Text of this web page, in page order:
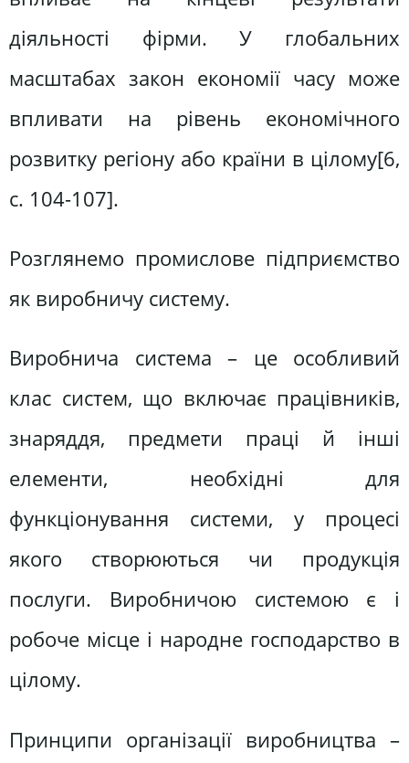
діяльності фірми. У глобальних
масштабах закон економії часу може
впливати на рівень економічного
розвитку регіону або країни в цілому[6,
c. 104-107].
Розглянемо промислове підприємство
як виробничу систему.
Виробнича система – це особливий
клас систем, що включає працівників,
знаряддя, предмети праці й інші
елементи, необхідні для
функціонування системи, у процесі
якого створюються чи продукція
послуги. Виробничою системою є і
робоче місце і народне господарство в
цілому.
Принципи організації виробництва –